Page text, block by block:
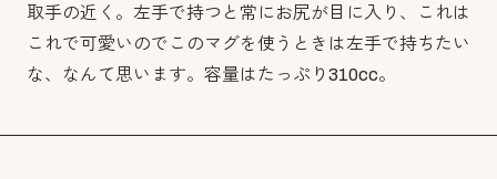
取手の近く。左手で持つと常にお尻が目に入り、これは
これで可愛いのでこのマグを使うときは左手で持ちたい
な、なんて思います。容量はたっぷり310cc。